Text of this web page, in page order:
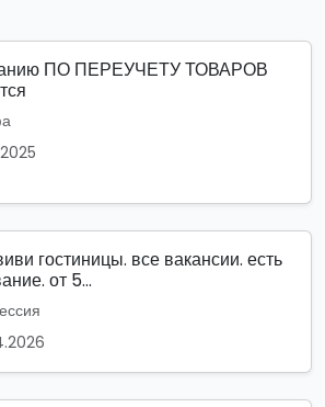
ПО ПЕРЕУЧЕТУ ТОВАРОВ
гостиницы. все вакансии. есть
от 5...